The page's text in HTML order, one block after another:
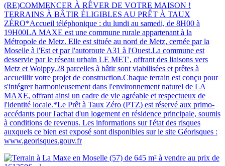
(RE)COMMENCER À RÊVER DE VOTRE MAISON !
TERRAINS À BÂTIR ÉLIGIBLES AU PRÊT À TAUX
ZÉRO*Accueil téléphonique : du lundi au samedi, de 8H00 à
19H00LA MAXE est une commune rurale appartenant à la
Métropole de Metz. Elle est située au nord de Metz, cernée par la
Moselle à l'Est et par l'autoroute A31 à l'Ouest.La commune est
desservie par le réseau urbain LE MET', offrant des liaisons vers
Metz et Woippy.28 parcelles à bâtir sont viabilisées et prêtes à
accueillir votre projet de construction.Chaque terrain est conçu pour
s'intégrer harmonieusement dans l'environnement naturel de LA
MAXE, offrant ainsi un cadre de vie agréable et respectueux de
l'identité locale.*Le Prêt à Taux Zéro (PTZ) est réservé aux primo-
accédants pour l'achat d'un logement en résidence principale, soumis
à conditions de revenus. Les informations sur l'état des risques
auxquels ce bien est exposé sont disponibles sur le site Géorisques :
www.georisques.gouv.fr